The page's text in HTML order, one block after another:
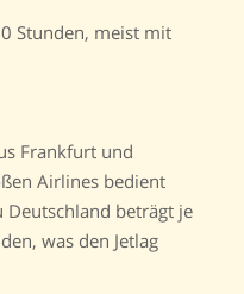
Stunden, meist mit
Frankfurt und
Airlines bedient
beträgt je
was den Jetlag